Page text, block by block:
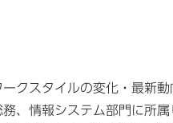
クスタイルの変化・最新
、情報システム部門に所